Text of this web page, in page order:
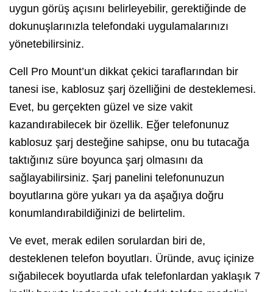
uygun görüş açısını belirleyebilir, gerektiğinde de
dokunuşlarınızla telefondaki uygulamalarınızı
yönetebilirsiniz.
Cell Pro Mount’un dikkat çekici taraflarından bir
tanesi ise, kablosuz şarj özelliğini de desteklemesi.
Evet, bu gerçekten güzel ve size vakit
kazandırabilecek bir özellik. Eğer telefonunuz
kablosuz şarj desteğine sahipse, onu bu tutacağa
taktığınız süre boyunca şarj olmasını da
sağlayabilirsiniz. Şarj panelini telefonunuzun
boyutlarına göre yukarı ya da aşağıya doğru
konumlandırabildiğinizi de belirtelim.
Ve evet, merak edilen sorulardan biri de,
desteklenen telefon boyutları. Üründe, avuç içinize
sığabilecek boyutlarda ufak telefonlardan yaklaşık 7